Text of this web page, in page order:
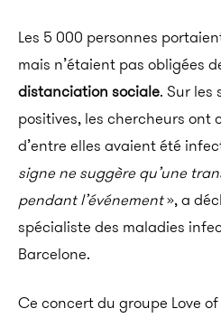
Les 5 000 personnes
mais n’étaient pas obligées
distanciation sociale. Sur les
positives, les chercheurs ont
d’entre elles avaient été
signe ne suggère qu’une
pendant l’événement», a
spécialiste des maladies
Barcelone.
Ce concert du groupe Love